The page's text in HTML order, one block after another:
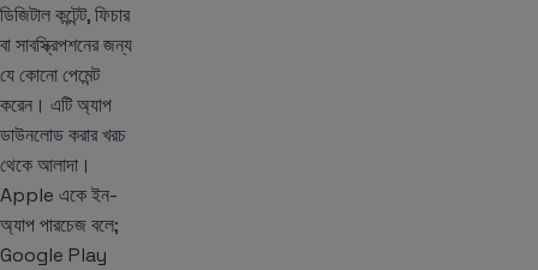
ডিজিটাল কন্টেন্ট, ফিচার
বা সাবস্ক্রিপশনের জন্য
যে কোনো পেমেন্ট
করেন। এটি অ্যাপ
ডাউনলোড করার খরচ
থেকে আলাদা।
Apple একে ইন-
অ্যাপ পারচেজ বলে;
Google Play